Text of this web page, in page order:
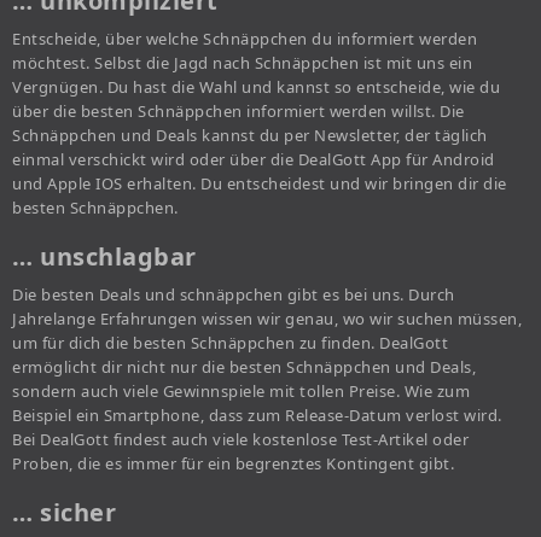
Entscheide, über welche Schnäppchen du informiert werden
möchtest. Selbst die Jagd nach Schnäppchen ist mit uns ein
Vergnügen. Du hast die Wahl und kannst so entscheide, wie du
über die besten Schnäppchen informiert werden willst. Die
Schnäppchen und Deals kannst du per Newsletter, der täglich
einmal verschickt wird oder über die DealGott App für Android
und Apple IOS erhalten. Du entscheidest und wir bringen dir die
besten Schnäppchen.
… unschlagbar
Die besten Deals und schnäppchen gibt es bei uns. Durch
Jahrelange Erfahrungen wissen wir genau, wo wir suchen müssen,
um für dich die besten Schnäppchen zu finden. DealGott
ermöglicht dir nicht nur die besten Schnäppchen und Deals,
sondern auch viele Gewinnspiele mit tollen Preise. Wie zum
Beispiel ein Smartphone, dass zum Release-Datum verlost wird.
Bei DealGott findest auch viele kostenlose Test-Artikel oder
Proben, die es immer für ein begrenztes Kontingent gibt.
… sicher